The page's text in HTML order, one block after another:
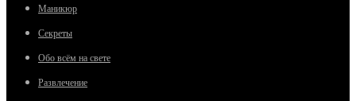
Маникюр
Секреты
Обо всём на свете
Развлечение